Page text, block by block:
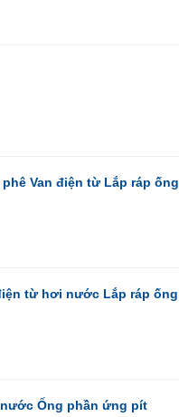
Van điện từ Lắp ráp ống
từ hơi nước Lắp ráp ống
nước Ống phần ứng pít